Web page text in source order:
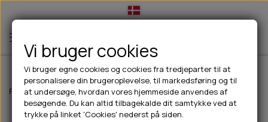
TIL HUND
💧FODER- VANDSKÅLE
TIL HUNDEEJER
Forside Til hunde Godbidder & Snacks Bløde godbidder/snacks
Vi bruger cookies
Vi bruger egne cookies og cookies fra tredjeparter til at
personalisere din brugeroplevelse, til markedsføring og til
at undersøge, hvordan vores hjemmeside anvendes af
besøgende. Du kan altid tilbagekalde dit samtykke ved at
trykke på linket 'Cookies' nederst på siden.